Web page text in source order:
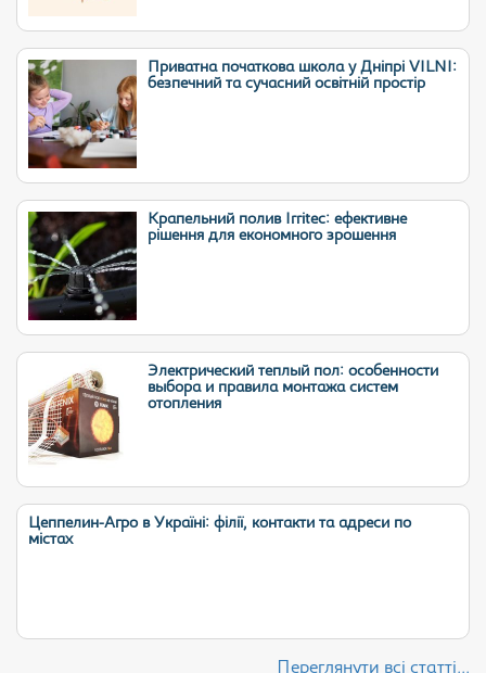
Приватна початкова школа у Дніпрі VILNI:
безпечний та сучасний освітній простір
Крапельний полив Irritec: ефективне
рішення для економного зрошення
Электрический теплый пол: особенности
выбора и правила монтажа систем
отопления
Цеппелин-Агро в Україні: філії, контакти та адреси по
містах
Переглянути всі статті...